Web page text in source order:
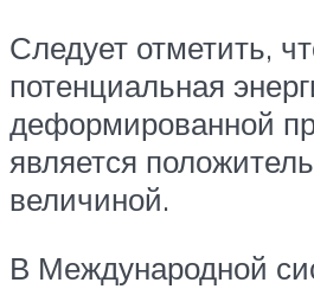
Следует отметить,
потенциальная
деформированной
является
величиной.
В Международной